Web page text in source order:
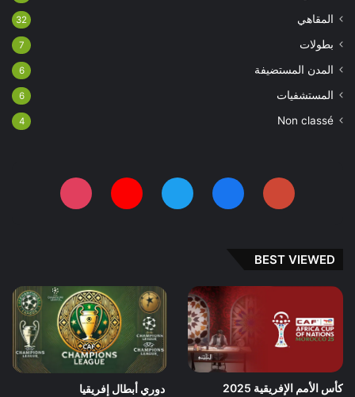
المقاهي 32
بطولات 7
المدن المستضيفة 6
المستشفيات 6
Non classé
4
BEST VIEWED
كأس الأمم الإفريقية 2025 دوري أبطال إفريقيا